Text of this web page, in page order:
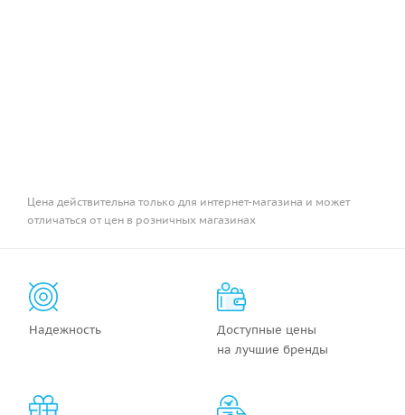
Цена действительна только для интернет-магазина и может
отличаться от цен в розничных магазинах
Надежность
Доступные цены
на лучшие бренды